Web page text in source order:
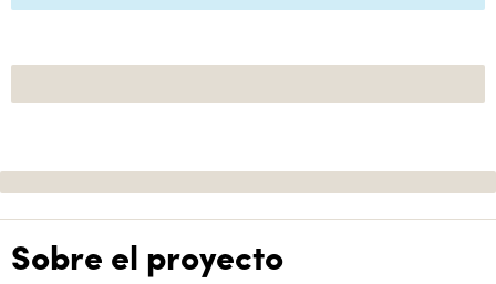
Sobre el proyecto